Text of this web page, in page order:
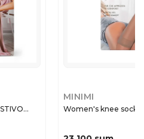
MINIMI
Women's knee socks